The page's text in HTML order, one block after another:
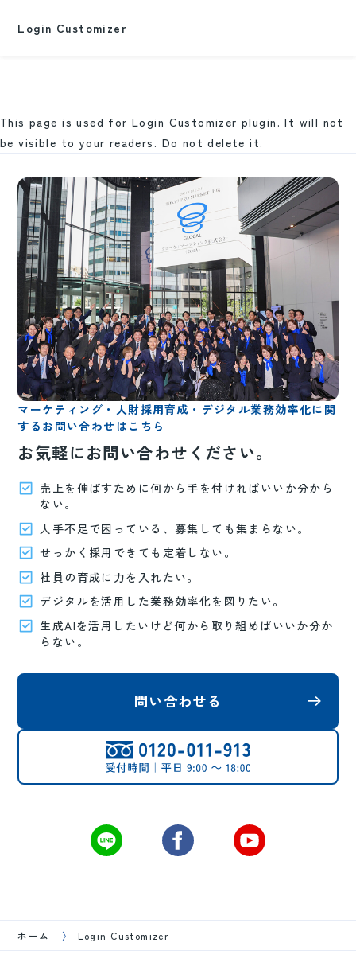
Login Customizer
This page is used for Login Customizer plugin. It will not
be visible to your readers. Do not delete it.
マーケティング・人財採用育成・デジタル業務効率化に関
するお問い合わせはこちら
お気軽にお問い合わせください。
売上を伸ばすために何から手を付ければいいか分から
ない。
人手不足で困っている、募集しても集まらない。
せっかく採用できても定着しない。
社員の育成に力を入れたい。
デジタルを活用した業務効率化を図りたい。
生成AIを活用したいけど何から取り組めばいいか分か
らない。
問い合わせる
ホーム Login Customizer